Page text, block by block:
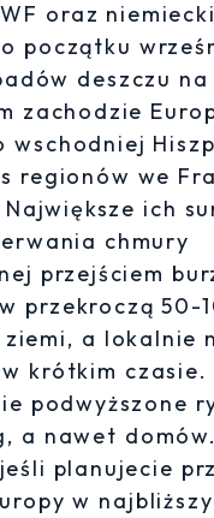
oraz
początku
deszczu
zachodzie
wschodniej
regionów we
ich
chmury
przejściem
przekroczą 50-
a lokalnie
krótkim czasie.
podwyższone
a nawet
planujecie
w